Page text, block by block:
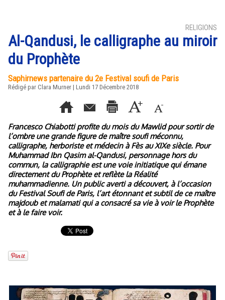
RELIGIONS
Al-Qandusi, le calligraphe au miroir
du Prophète
Saphirnews partenaire du 2e Festival soufi de Paris
Rédigé par Clara Murner | Lundi 17 Décembre 2018
Francesco Chiabotti profite du mois du Mawlid pour sortir de
l’ombre une grande figure de maître soufi méconnu,
calligraphe, herboriste et médecin à Fès au XIXe siècle. Pour
Muhammad Ibn Qasim al-Qandusi, personnage hors du
commun, la calligraphie est une voie initiatique qui émane
directement du Prophète et reflète la Réalité
muhammadienne. Un public averti a découvert, à l’occasion
du Festival Soufi de Paris, l’art étonnant et subtil de ce maître
majdoub et malamati qui a consacré sa vie à voir le Prophète
et à le faire voir.